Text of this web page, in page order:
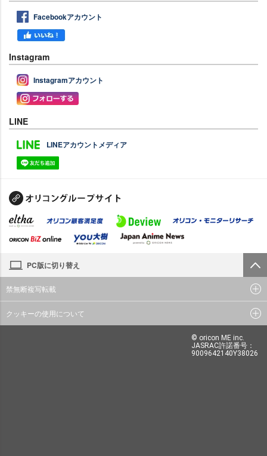
Facebookアカウント
Instagram
Instagramアカウント
LINE
LINEアカウントメディア
PC版に切り替え
禁無断複写転載
クッキーの使用について
© oricon ME inc.
JASRAC許諾番号：
9009642140Y38026